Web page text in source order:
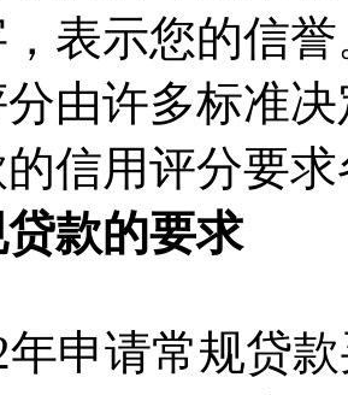
表示您的信
分由许多标准
信用评分要
款的要求
年申请常规贷